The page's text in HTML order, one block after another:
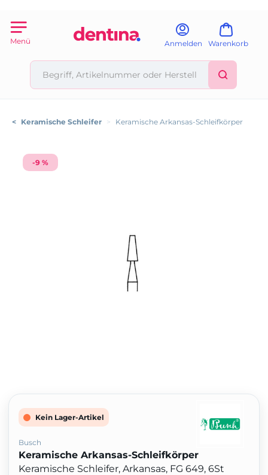
Menü Anmelden Warenkorb
< Keramische Schleifer > Keramische Arkansas-Schleifkörper
-9 %
Kein Lager-Artikel
Busch
Keramische Arkansas-Schleifkörper
Keramische Schleifer, Arkansas, FG 649, 6St